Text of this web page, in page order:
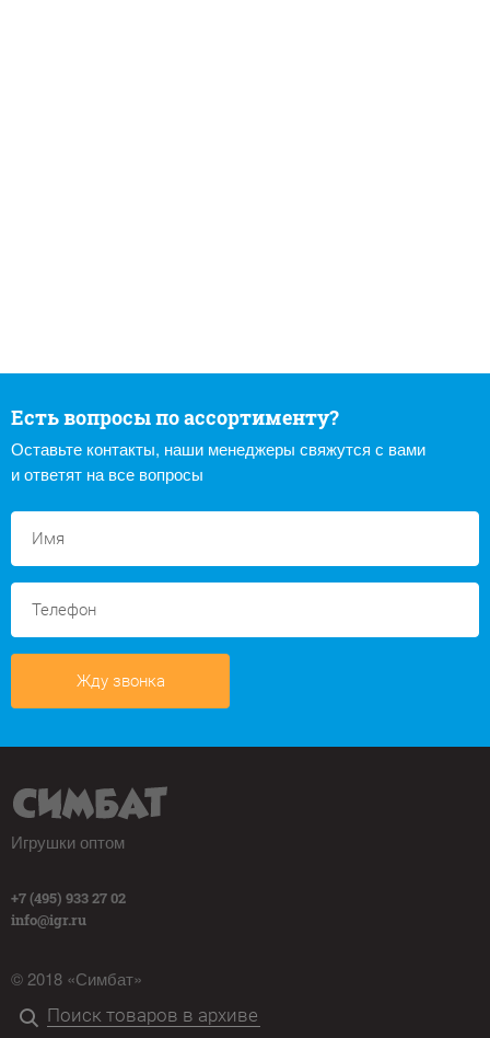
Есть вопросы по ассортименту?
Оставьте контакты, наши менеджеры свяжутся с вами
и ответят на все вопросы
Жду звонка
Игрушки оптом
+7 (495) 933 27 02
info@igr.ru
© 2018 «Симбат»